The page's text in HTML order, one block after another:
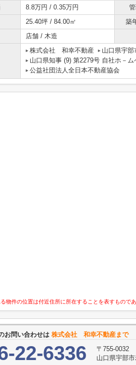
8.8万円 / 0.35万円
25.40坪 / 84.00㎡ 築
店舗 / 木造
株式会社 和幸不動産 山口県宇
山口県知事 (9) 第2279号 自社ホ
公益社団法人全日本不動産協会
物件の位置は付近住所に所在することを表すもので
お問い合わせは 株式会社 和幸不動産まで
22-6336
〒755-0032
山口県宇部